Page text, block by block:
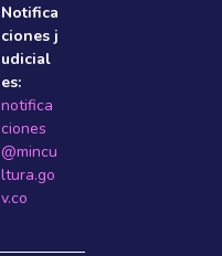
Notifica
ciones j
udicial
es:
notifica
ciones
@mincu
ltura.go
v.co